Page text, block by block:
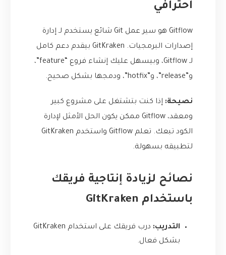
احترافي
Gitflow هو سير عمل Git شائع يستخدم لـ إدارة
إصدارات البرمجيات. GitKraken بيقدم دعم كامل
لـ Gitflow، وبيسهل عليك إنشاء فروع “feature”،
و”release”، و”hotfix”، ودمجها بشكل صحيح.
نصيحة: إذا كنت بتشتغل على مشروع كبير
ومعقد، Gitflow ممكن يكون الحل الأمثل لإدارة
الكود تبعك. تعلم Gitflow واستخدم GitKraken
لتطبيقه بسهولة.
نصائح لزيادة إنتاجية فريقك
باستخدام GitKraken
التدريب:
درب فريقك على استخدام GitKraken
بشكل فعال.